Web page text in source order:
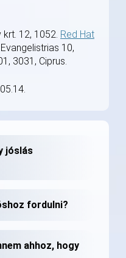
12, 1052. Red Hat
10,
3031, Ciprus.
jóslás
fordulni?
ahhoz, hogy